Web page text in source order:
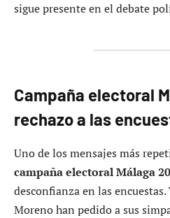
sigue presente en el debate
Campaña electoral
rechazo a las
Uno de los mensajes más
campaña electoral Málaga
desconfianza en las
Moreno han pedido a sus